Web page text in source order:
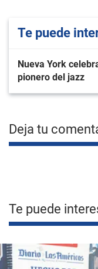
Te puede
Nueva York
pionero del jazz
Deja tu
Te puede